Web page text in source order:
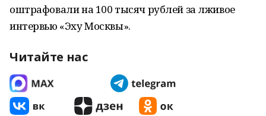
оштрафовали на 100 тысяч рублей за лживое
интервью «Эху Москвы».
Читайте нас